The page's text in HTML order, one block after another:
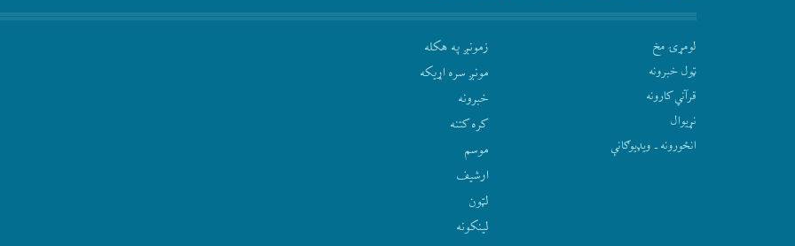
لومړۍ مخ
ټول خبرونه
قرآني کارونه
نړيوال
انځورونه ـ ویډیوګانې
زمونږ په هکله
مونږ سره اړيکه
‫خبرونه
کره کتنه
موسم
ارشيف
لټون
لينکونه